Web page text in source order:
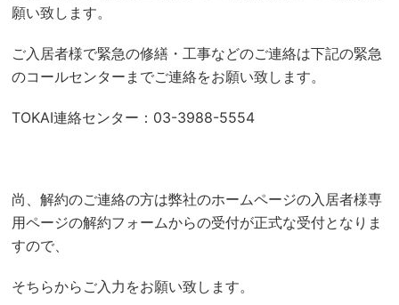
願い致します。
ご入居者様で緊急の修繕・工事などのご連絡は下記の緊急
のコールセンターまでご連絡をお願い致します。
TOKAI連絡センター：03-3988-5554
尚、解約のご連絡の方は弊社のホームページの入居者様専
用ページの解約フォームからの受付が正式な受付となりま
すので、
そちらからご入力をお願い致します。